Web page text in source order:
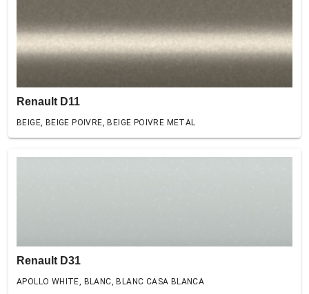
Renault D11
BEIGE, BEIGE POIVRE, BEIGE POIVRE METAL
Renault D31
APOLLO WHITE, BLANC, BLANC CASA BLANCA